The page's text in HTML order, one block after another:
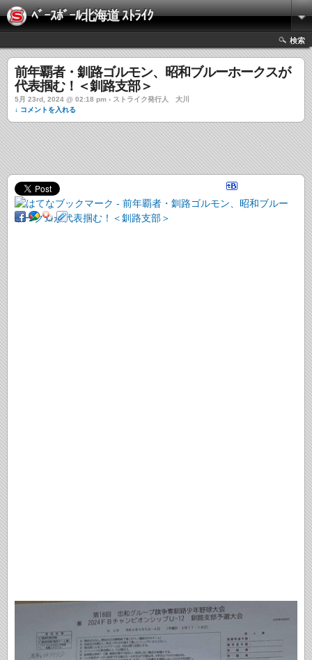
ﾍﾞｰｽﾎﾞｰﾙ北海道 ｽﾄﾗｲｸ
検索
前年覇者・釧路ゴルモン、昭和ブルーホークスが
代表掴む！＜釧路支部＞
5月 23rd, 2024 @ 02:18 pm › ストライク発行人 大川
↓ コメントを入れる